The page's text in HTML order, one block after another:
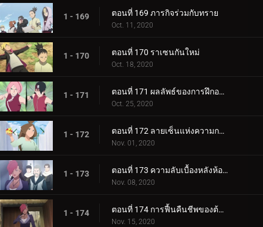
1 - 169 ตอนที่ 169 ภารกิจร่วมกับทราย
Oct. 11, 2020
1 - 170 ตอนที่ 170 ราเซนกันใหม่
Oct. 18, 2020
1 - 171 ตอนที่ 171 ผลลัพธ์ของการฝึกอบรม
Oct. 25, 2020
1 - 172 ตอนที่ 172 ลายเซ็นแห่งความกลัว
Nov. 01, 2020
1 - 173 ตอนที่ 173 ความลับเบื้องหลังห้องใต้ดิน
Nov. 08, 2020
1 - 174 ตอนที่ 174 การฟื้นคืนชีพของต้นไม้ศักดิ์สิทธิ์
Nov. 15, 2020